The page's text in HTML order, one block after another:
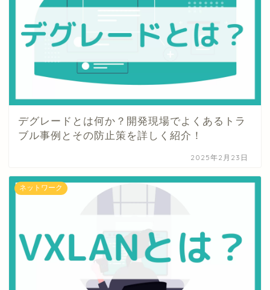
デグレードとは何か？開発現場でよくあるトラ
ブル事例とその防止策を詳しく紹介！
2025年2月23日
ネットワーク